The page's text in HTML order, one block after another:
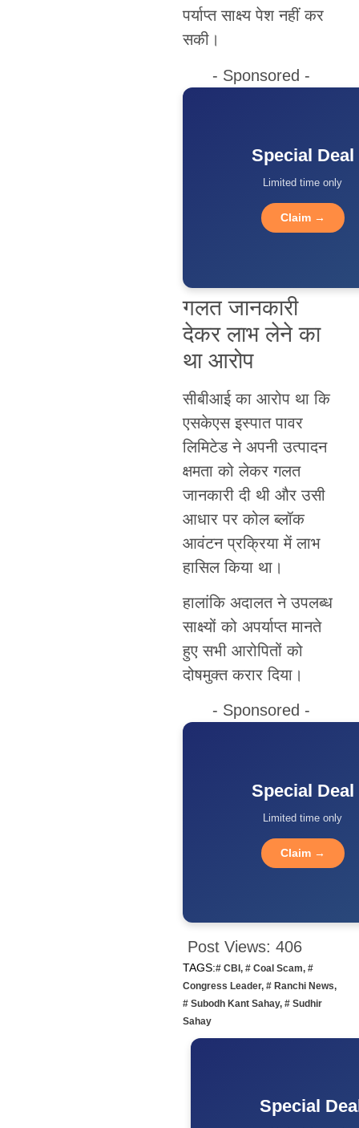
पर्याप्त साक्ष्य पेश नहीं कर
सकी।
- Sponsored -
Special Deal
Limited time only
Claim →
गलत जानकारी
देकर लाभ लेने का
था आरोप
सीबीआई का आरोप था कि
एसकेएस इस्पात पावर
लिमिटेड ने अपनी उत्पादन
क्षमता को लेकर गलत
जानकारी दी थी और उसी
आधार पर कोल ब्लॉक
आवंटन प्रक्रिया में लाभ
हासिल किया था।
हालांकि अदालत ने उपलब्ध
साक्ष्यों को अपर्याप्त मानते
हुए सभी आरोपितों को
दोषमुक्त करार दिया।
- Sponsored -
Special Deal
Limited time only
Claim →
Post Views: 406
TAGS:# CBI, # Coal Scam, #
Congress Leader, # Ranchi News,
# Subodh Kant Sahay, # Sudhir
Sahay
Special